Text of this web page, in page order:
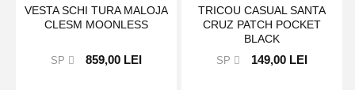
VESTA SCHI TURA MALOJA
CLESM MOONLESS
SP 859,00 LEI
TRICOU CASUAL SANTA
CRUZ PATCH POCKET
BLACK
SP 149,00 LEI